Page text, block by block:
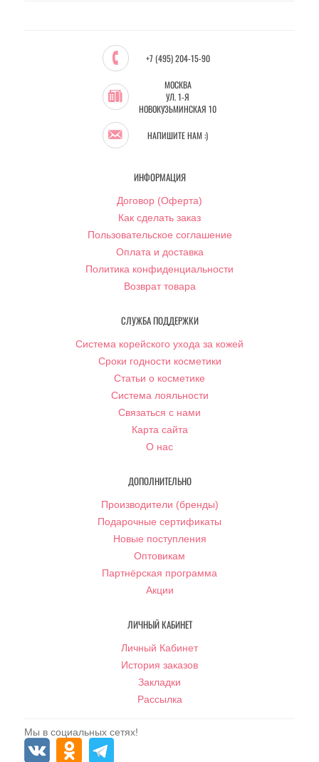
+7 (495) 204-15-90
МОСКВА
УЛ. 1-Я
НОВОКУЗЬМИНСКАЯ 10
НАПИШИТЕ НАМ :)
ИНФОРМАЦИЯ
Договор (Оферта)
Как сделать заказ
Пользовательское соглашение
Оплата и доставка
Политика конфиденциальности
Возврат товара
СЛУЖБА ПОДДЕРЖКИ
Система корейского ухода за кожей
Сроки годности косметики
Статьи о косметике
Система лояльности
Связаться с нами
Карта сайта
О нас
ДОПОЛНИТЕЛЬНО
Производители (бренды)
Подарочные сертификаты
Новые поступления
Оптовикам
Партнёрская программа
Акции
ЛИЧНЫЙ КАБИНЕТ
Личный Кабинет
История заказов
Закладки
Рассылка
Мы в социальных сетях!